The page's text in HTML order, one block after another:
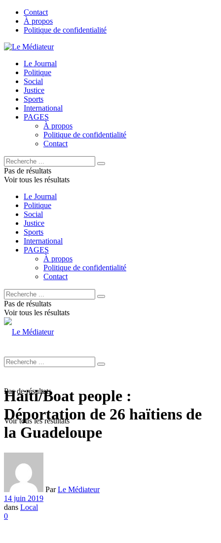
Contact
À propos
Politique de confidentialité
Le Journal
Politique
Social
Justice
Sports
International
PAGES
À propos
Politique de confidentialité
Contact
Pas de résultats
Voir tous les résultats
Le Journal
Politique
Social
Justice
Sports
International
PAGES
À propos
Politique de confidentialité
Contact
Pas de résultats
Voir tous les résultats
Pas de résultats
Voir tous les résultats
Haïti/Boat people :
Déportation de 26 haïtiens de
la Guadeloupe
Par Le Médiateur
14 juin 2019
dans Local
0